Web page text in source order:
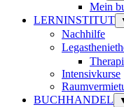
Mein
LERNINSTITUT
Nachhilfe
Intensivkurse
BUCHHANDEL